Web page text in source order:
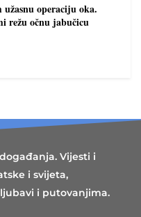
operaciju oka.
režu očnu jabučicu
Vijesti i
i svijeta,
i putovanjima.